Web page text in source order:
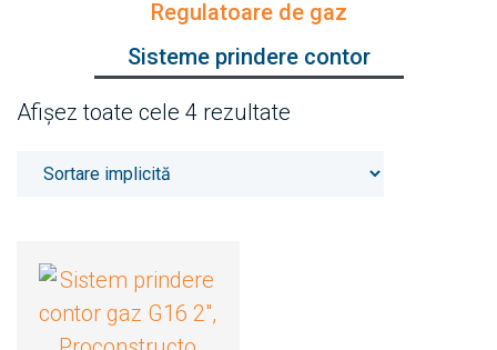
Regulatoare de gaz
Sisteme prindere contor
Afișez toate cele 4 rezultate